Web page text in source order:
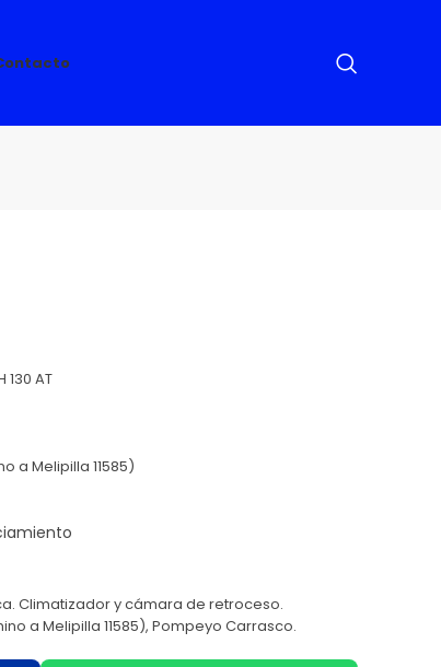
130 AT
a Melipilla 11585)
Climatizador y cámara de retroceso.
a Melipilla 11585), Pompeyo Carrasco.